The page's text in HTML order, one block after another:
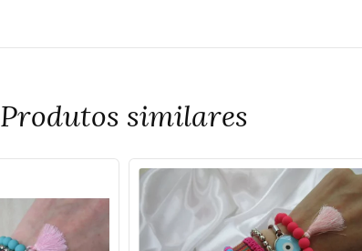
Produtos similares